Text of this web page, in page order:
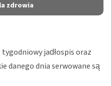
zdrowia
jadłospis oraz
danego dnia serwowane są